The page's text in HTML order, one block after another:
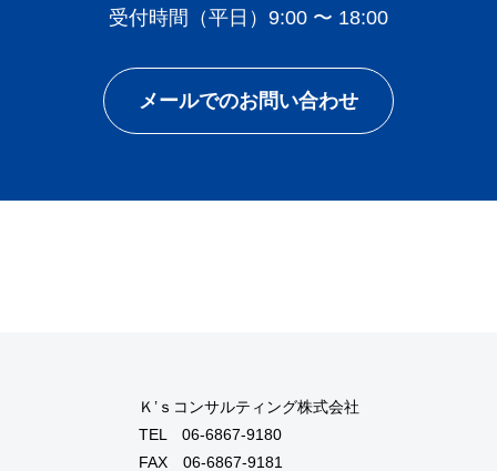
受付時間（平日）9:00 〜 18:00
メールでのお問い合わせ
Ｋ’ｓコンサルティング株式会社
TEL 06-6867-9180
FAX 06-6867-9181